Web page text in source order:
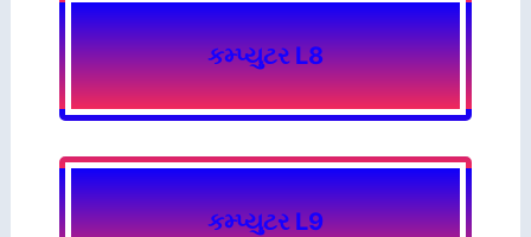
કમ્પ્યુટર L8
કમ્પ્યુટર L9